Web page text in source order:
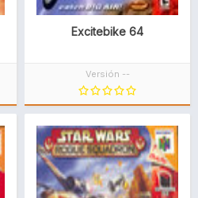
Excitebike 64
Versión --